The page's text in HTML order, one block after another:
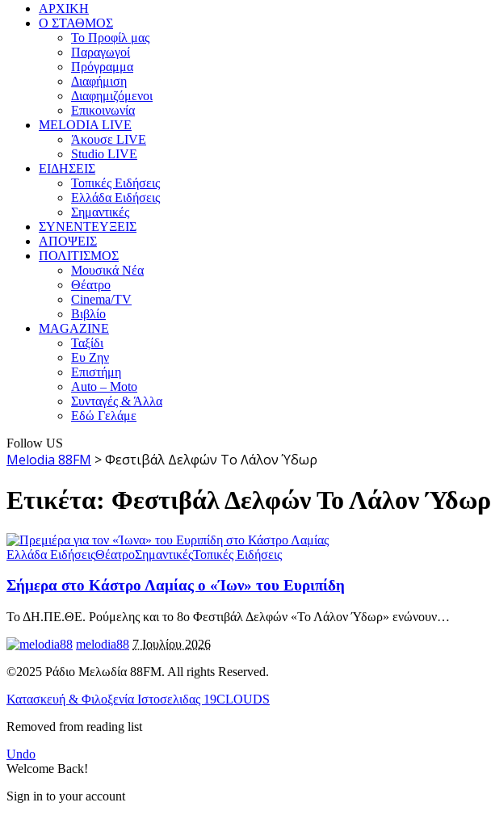
ΑΡΧΙΚΗ
Ο ΣΤΑΘΜΟΣ
Το Προφίλ μας
Παραγωγοί
Πρόγραμμα
Διαφήμιση
Διαφημιζόμενοι
Επικοινωνία
MELODIA LIVE
Άκουσε LIVE
Studio LIVE
ΕΙΔΗΣΕΙΣ
Τοπικές Ειδήσεις
Ελλάδα Ειδήσεις
Σημαντικές
ΣΥΝΕΝΤΕΥΞΕΙΣ
ΑΠΟΨΕΙΣ
ΠΟΛΙΤΙΣΜΟΣ
Μουσικά Νέα
Θέατρο
Cinema/TV
Βιβλίο
MAGAZINE
Ταξίδι
Ευ Ζην
Επιστήμη
Auto – Moto
Συνταγές & Άλλα
Εδώ Γελάμε
Follow US
Melodia 88FM >Φεστιβάλ Δελφών Το Λάλον Ύδωρ
Ετικέτα: Φεστιβάλ Δελφών Το Λάλον Ύδωρ
Ελλάδα ΕιδήσειςΘέατροΣημαντικέςΤοπικές Ειδήσεις
Σήμερα στο Κάστρο Λαμίας ο «Ίων» του Ευριπίδη
Το ΔΗ.ΠΕ.ΘΕ. Ρούμελης και το 8ο Φεστιβάλ Δελφών «Το Λάλον Ύδωρ» ενώνουν…
melodia88 7 Ιουλίου 2026
©2025 Ράδιο Μελωδία 88FM. All rights Reserved.
Κατασκευή & Φιλοξενία Ιστοσελιδας 19CLOUDS
Removed from reading list
Undo
Welcome Back!
Sign in to your account